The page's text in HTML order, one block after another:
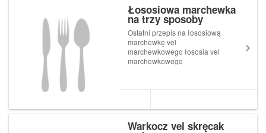
Łososiowa marchewka
na trzy sposoby
Ostatni przepis na łososiową
marchewkę vel
marchewkowego łososia vel
marchewkowego
Warkocz vel skręcak